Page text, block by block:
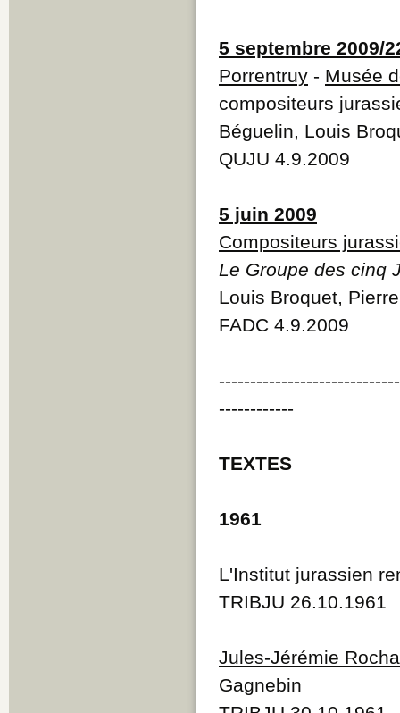
5 septembre 2009/
Porrentruy - Musée
compositeurs
Béguelin, Louis
QUJU 4.9.2009
5 juin 2009
Compositeurs
Le Groupe des cinq
Louis Broquet,
FADC 4.9.2009
------------
TEXTES
1961
L'Institut jurassien
TRIBJU 26.10.1961
Jules-Jérémie
Gagnebin